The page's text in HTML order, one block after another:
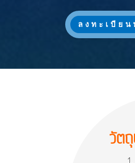
ลงทะเบีย
วัต